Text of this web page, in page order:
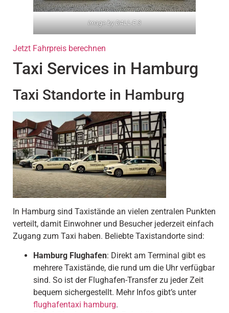
Image by DALL-E 3
Jetzt Fahrpreis berechnen
Taxi Services in Hamburg
Taxi Standorte in Hamburg
In Hamburg sind Taxistände an vielen zentralen Punkten
verteilt, damit Einwohner und Besucher jederzeit einfach
Zugang zum Taxi haben. Beliebte Taxistandorte sind:
Hamburg Flughafen: Direkt am Terminal gibt es
mehrere Taxistände, die rund um die Uhr verfügbar
sind. So ist der Flughafen-Transfer zu jeder Zeit
bequem sichergestellt. Mehr Infos gibt’s unter
flughafentaxi hamburg.